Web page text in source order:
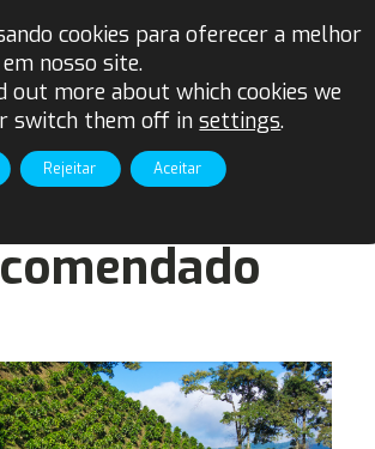
Compartilhar
cookies para oferecer a melhor
nosso site.
out more about which cookies we
switch them off insettings.
Aceitar
Rejeitar